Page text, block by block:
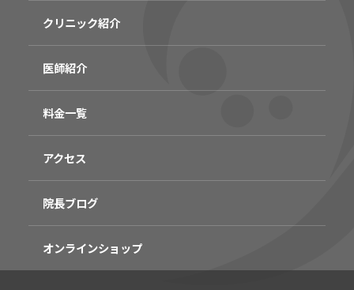
クリニック紹介
医師紹介
料金一覧
アクセス
院長ブログ
オンラインショップ